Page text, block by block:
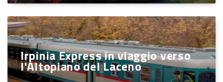
Irpinia Express in viaggio verso
l'Altopiano del Laceno